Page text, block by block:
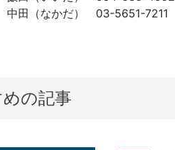
中田（なかだ） 03-5651-7211
の記事